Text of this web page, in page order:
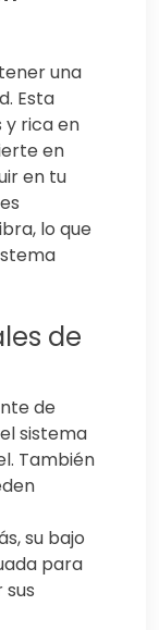
una
Esta
rica en
en
en tu
lo que
de
de
sistema
También
su bajo
para